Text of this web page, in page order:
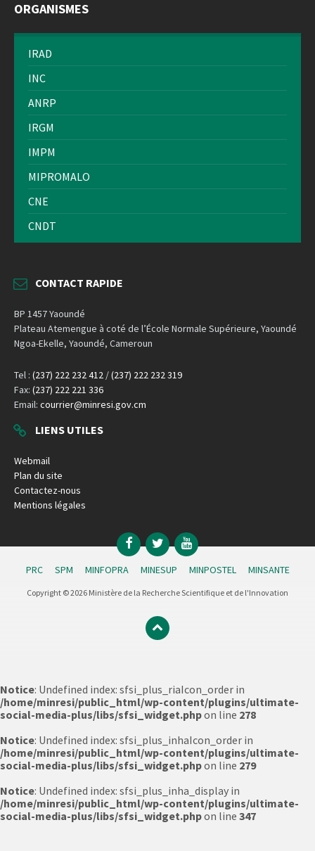
ORGANISMES
IRAD
INC
ANRP
IRGM
IMPM
MIPROMALO
CNE
CNDT
CONTACT RAPIDE
BP 1457 Yaoundé
Plateau Atemengue à coté de l’École Normale Supérieure, Yaoundé
Ngoa-Ekelle, Yaoundé, Cameroun
Tel : (237) 222 232 412 /(237) 222 232 319
Fax: (237) 222 221 336
Email: courrier@minresi.gov.cm
LIENS UTILES
Webmail
Plan du site
Contactez-nous
Mentions légales
FacebookTwitterYouTube
PRC SPM MINFOPRA MINESUP MINPOSTEL MINSANTE
Copyright © 2026 Ministère de la Recherche Scientifique et de l'Innovation
Notice: Undefined index: sfsi_plus_riaIcon_order in
/home/minresi/public_html/wp-content/plugins/ultimate-
social-media-plus/libs/sfsi_widget.phpon line 278
Notice: Undefined index: sfsi_plus_inhaIcon_order in
/home/minresi/public_html/wp-content/plugins/ultimate-
social-media-plus/libs/sfsi_widget.phpon line 279
Notice: Undefined index: sfsi_plus_inha_display in
/home/minresi/public_html/wp-content/plugins/ultimate-
social-media-plus/libs/sfsi_widget.phpon line 347